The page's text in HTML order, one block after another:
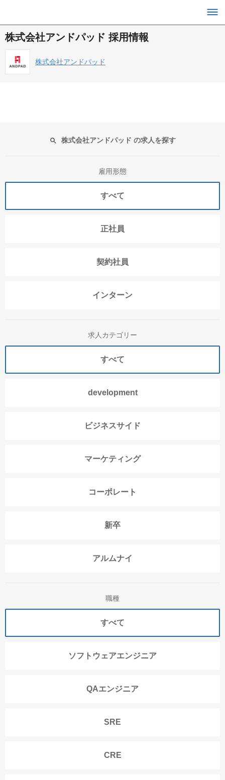
株式会社アンドパッド 採用情報
株式会社アンドパッド
株式会社アンドパッド の求人を探す
雇用形態
すべて
正社員
契約社員
インターン
求人カテゴリー
すべて
development
ビジネスサイド
マーケティング
コーポレート
新卒
アルムナイ
職種
すべて
ソフトウェアエンジニア
QAエンジニア
SRE
CRE